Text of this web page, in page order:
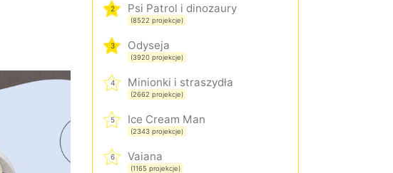
2 Psi Patrol i dinozaury
(8522 projekcje)
3 Odyseja
(3920 projekcje)
4 Minionki i straszydła
(2662 projekcje)
5 Ice Cream Man
(2343 projekcje)
6 Vaiana
(1165 projekcje)